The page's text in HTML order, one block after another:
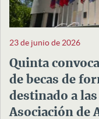
23 de junio de 2026
Quinta
de becas de
destinado a las
Asociación de